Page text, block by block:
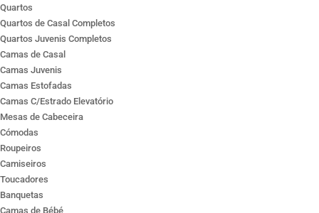
Quartos
Quartos de Casal Completos
Quartos Juvenis Completos
Camas de Casal
Camas Juvenis
Camas Estofadas
Camas C/Estrado Elevatório
Mesas de Cabeceira
Cómodas
Roupeiros
Camiseiros
Toucadores
Banquetas
Camas de Bébé